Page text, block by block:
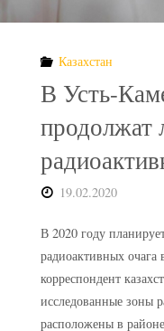
Казахстан
В Усть-
продолжат
19.02.2020
В 2020 году
радиоактивных очага
корреспондент
исследованные зоны
расположены в